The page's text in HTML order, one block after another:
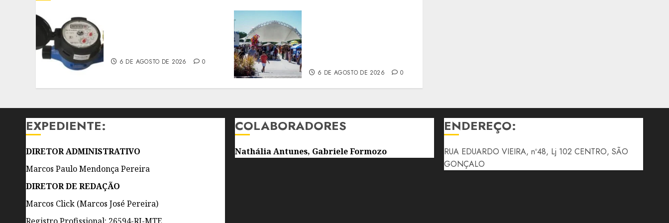
6 DE AGOSTO DE 2026 0
6 DE AGOSTO DE 2026 0
EXPEDIENTE:
DIRETOR ADMINISTRATIVO
Marcos Paulo Mendonça Pereira
DIRETOR DE REDAÇÃO
Marcos Click (Marcos José Pereira)
COLABORADORES
Nathália Antunes, Gabriele Formozo
ENDEREÇO:
RUA EDUARDO VIEIRA, nº48, Lj 102 CENTRO, SÃO
GONÇALO